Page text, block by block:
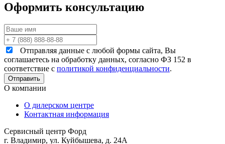
Оформить консультацию
Отправляя данные с любой формы сайта, Вы
соглашаетесь на обработку данных, согласно ФЗ 152 в
соответствие с политикой конфиденциальности.
О компании
О дилерском центре
Контактная информация
Сервисный центр Форд
г. Владимир, ул. Куйбышева, д. 24А